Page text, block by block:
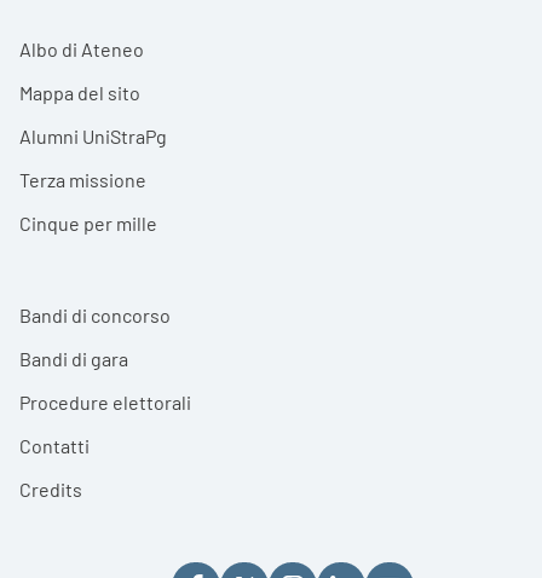
Albo di Ateneo
Mappa del sito
Alumni UniStraPg
Terza missione
Cinque per mille
Bandi di concorso
Bandi di gara
Procedure elettorali
Contatti
Credits